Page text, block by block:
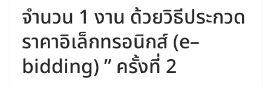
จำนวน 1 งาน ด้วยวิธีประกวด
ราคาอิเล็กทรอนิกส์ (e–
bidding) ” ครั้งที่ 2